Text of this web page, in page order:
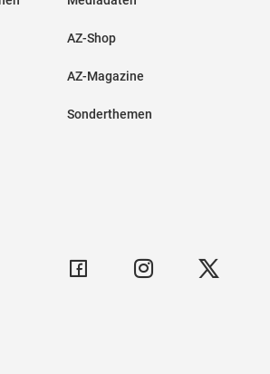
AZ-Shop
AZ-Magazine
Sonderthemen